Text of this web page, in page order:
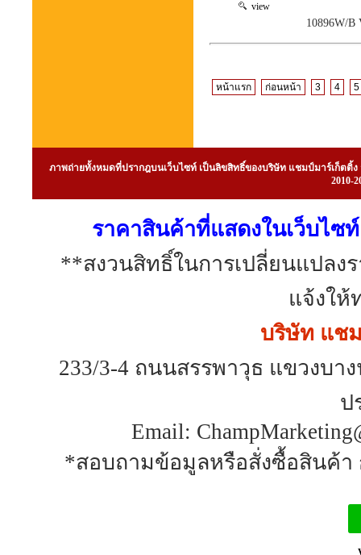
view
10896W/B
หน้าแรก ก่อนหน้า 3 4 5
ภาพถ่ายทั้งหมดที่ปรากฎบนเว็บไซท์ เป็นลิขสิทธิ์ของบริษัท แชมป์มาร์เก็ต
2010-
ราคาสินค้าที่แสดงในเว็บไซ
**สงวนสิทธิ์ในการเปลี่ยนแปล
แจ้งให้
บริษัท แช
233/3-4 ถนนสรรพาวุธ แขวงบา
ป
Email:
*สอบถามข้อมูลหรือสั่งซื้อสินค้า